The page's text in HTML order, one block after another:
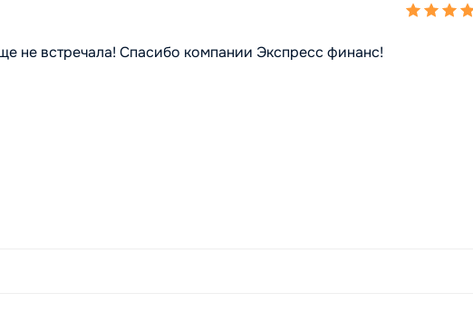
не встречала! Спасибо компании Экспресс финанс!